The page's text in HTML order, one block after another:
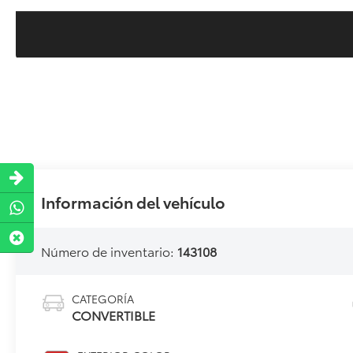
Información del vehículo
Número de inventario: 143108
CATEGORÍA
CONVERTIBLE